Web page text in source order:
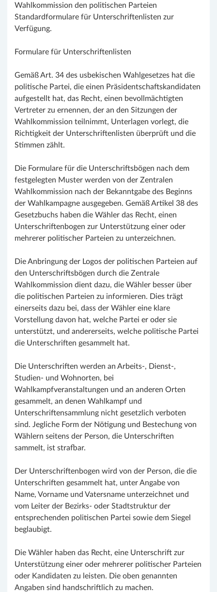
Wahlkommission den politischen Parteien
Standardformulare für Unterschriftenlisten zur
Verfügung.
Formulare für Unterschriftenlisten
Gemäß Art. 34 des usbekischen Wahlgesetzes hat die
politische Partei, die einen Präsidentschaftskandidaten
aufgestellt hat, das Recht, einen bevollmächtigten
Vertreter zu ernennen, der an den Sitzungen der
Wahlkommission teilnimmt, Unterlagen vorlegt, die
Richtigkeit der Unterschriftenlisten überprüft und die
Stimmen zählt.
Die Formulare für die Unterschriftsbögen nach dem
festgelegten Muster werden von der Zentralen
Wahlkommission nach der Bekanntgabe des Beginns
der Wahlkampagne ausgegeben. Gemäß Artikel 38 des
Gesetzbuchs haben die Wähler das Recht, einen
Unterschriftenbogen zur Unterstützung einer oder
mehrerer politischer Parteien zu unterzeichnen.
Die Anbringung der Logos der politischen Parteien auf
den Unterschriftsbögen durch die Zentrale
Wahlkommission dient dazu, die Wähler besser über
die politischen Parteien zu informieren. Dies trägt
einerseits dazu bei, dass der Wähler eine klare
Vorstellung davon hat, welche Partei er oder sie
unterstützt, und andererseits, welche politische Partei
die Unterschriften gesammelt hat.
Die Unterschriften werden an Arbeits-, Dienst-,
Studien- und Wohnorten, bei
Wahlkampfveranstaltungen und an anderen Orten
gesammelt, an denen Wahlkampf und
Unterschriftensammlung nicht gesetzlich verboten
sind. Jegliche Form der Nötigung und Bestechung von
Wählern seitens der Person, die Unterschriften
sammelt, ist strafbar.
Der Unterschriftenbogen wird von der Person, die die
Unterschriften gesammelt hat, unter Angabe von
Name, Vorname und Vatersname unterzeichnet und
vom Leiter der Bezirks- oder Stadtstruktur der
entsprechenden politischen Partei sowie dem Siegel
beglaubigt.
Die Wähler haben das Recht, eine Unterschrift zur
Unterstützung einer oder mehrerer politischer Parteien
oder Kandidaten zu leisten. Die oben genannten
Angaben sind handschriftlich zu machen.